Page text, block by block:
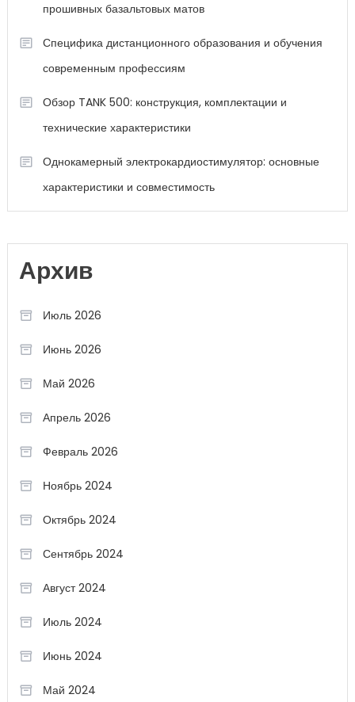
прошивных базальтовых матов
Специфика дистанционного образования и обучения
современным профессиям
Обзор TANK 500: конструкция, комплектации и
технические характеристики
Однокамерный электрокардиостимулятор: основные
характеристики и совместимость
Архив
Июль 2026
Июнь 2026
Май 2026
Апрель 2026
Февраль 2026
Ноябрь 2024
Октябрь 2024
Сентябрь 2024
Август 2024
Июль 2024
Июнь 2024
Май 2024